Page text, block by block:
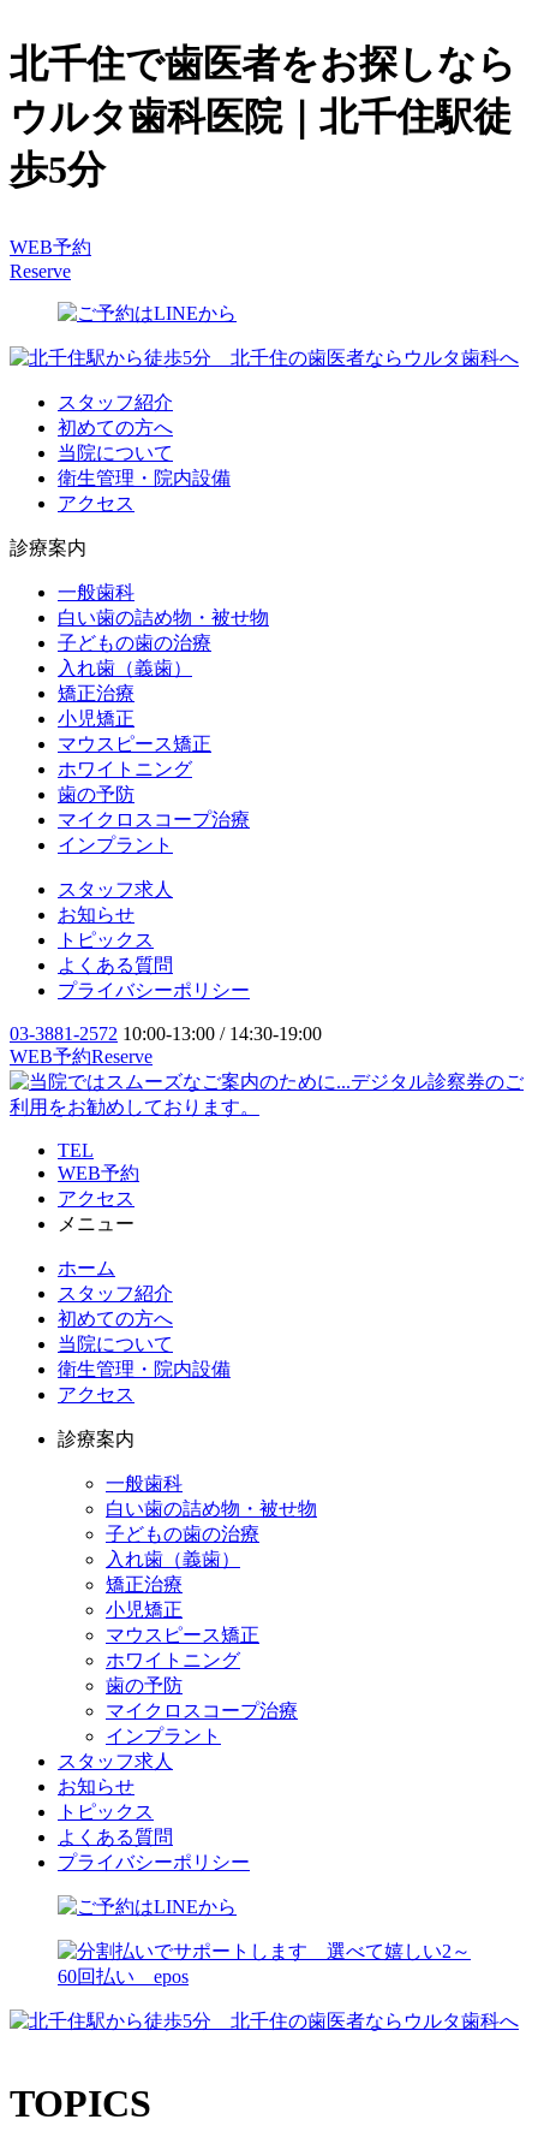
北千住で歯医者をお探しなら
ウルタ歯科医院｜北千住駅徒
歩5分
WEB予約
Reserve
スタッフ紹介
初めての方へ
当院について
衛生管理・院内設備
アクセス
診療案内
一般歯科
白い歯の詰め物・被せ物
子どもの歯の治療
入れ歯（義歯）
矯正治療
小児矯正
マウスピース矯正
ホワイトニング
歯の予防
マイクロスコープ治療
インプラント
スタッフ求人
お知らせ
トピックス
よくある質問
プライバシーポリシー
03-3881-2572 10:00-13:00 / 14:30-19:00
WEB予約Reserve
TEL
WEB予約
アクセス
メニュー
ホーム
スタッフ紹介
初めての方へ
当院について
衛生管理・院内設備
アクセス
診療案内
一般歯科
白い歯の詰め物・被せ物
子どもの歯の治療
入れ歯（義歯）
矯正治療
小児矯正
マウスピース矯正
ホワイトニング
歯の予防
マイクロスコープ治療
インプラント
スタッフ求人
お知らせ
トピックス
よくある質問
プライバシーポリシー
TOPICS